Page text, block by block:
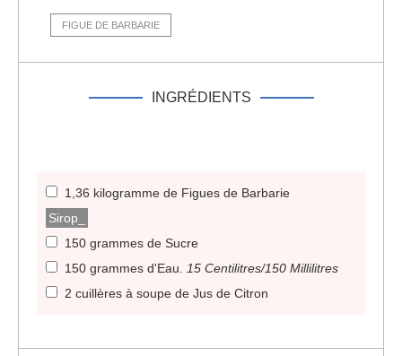
FIGUE DE BARBARIE
INGRÉDIENTS
1,36 kilogramme de Figues de Barbarie
Sirop_
150 grammes de Sucre
150 grammes d'Eau
15 Centilitres/150 Millilitres
2 cuillères à soupe de Jus de Citron